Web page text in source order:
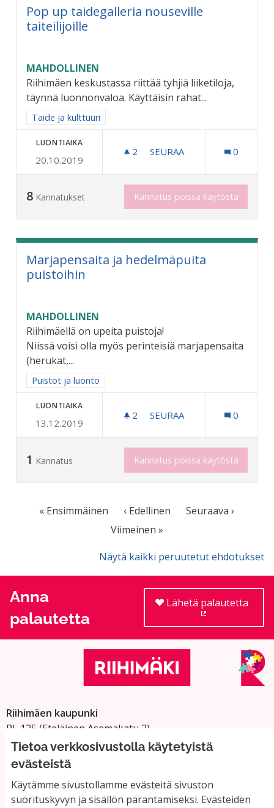
Tietoa verkkosivustolla käytetyistä
evästeistä
Käytämme sivustollamme evästeitä sivuston
suorituskyvyn ja sisällön parantamiseksi. Evästeiden
Pop up taidegalleria nouseville
taiteilijoille
MAHDOLLINEN
Riihimäen keskustassa riittää tyhjiä liiketiloja,
täynnä luonnonvaloa. Käyttäisin rahat...
Rajaa tulokset aihepiirin mukaan: Taide ja kulttuuri
Taide ja kulttuuri
LUONTIAIKA
20.10.2019
2 2 SEURAAJAA
SEURAA 0
8 Kannatukset Kannatus poissa käytöstä
Marjapensaita ja hedelmäpuita
puistoihin
MAHDOLLINEN
Riihimäellä on upeita puistoja!
Niissä voisi olla myös perinteisiä marjapensaita
(herukat,...
Rajaa tulokset aihepiirin mukaan: Puistot ja luonto
Puistot ja luonto
LUONTIAIKA
13.12.2019
2 2 SEURAAJAA
SEURAA 0
1 Kannatus Kannatus poissa käytöstä
« Ensimmäinen ‹ Edellinen
Seuraava ›
Viimeinen »
Näytä kaikki peruutetut ehdotukset
Anna
palautetta
Lähetä palautetta
Riihimäen kaupunki
PL 125 (Eteläinen Asemakatu 2)
11101 Riihimäki
Vaihde: 019 758 4000
Sähköpostiosoitteet:
etunimi.sukunimi@riihimaki.fi